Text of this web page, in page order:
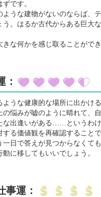
です。
うな建物がないのならば、
う。はるか古代からある巨大
な何かを感じ取ることがで
：
うな健康的な場所に出かけ
の悩みが嘘のように晴れて、
出逢いがある……というわけ
する価値観を再確認すること
日で答えが見つからなくて
に移してもいいでしょう。
事運：